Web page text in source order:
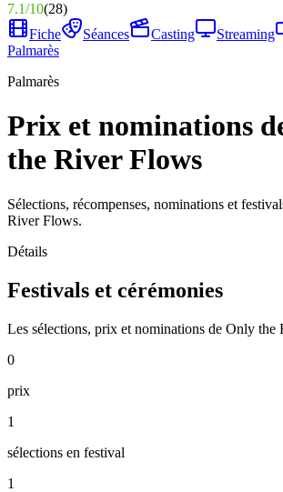
7.1/10(28)
Fiche
Séances Casting Streaming
Palmarès
Palmarès
Prix et nominations
the River Flows
Sélections, récompenses, nominations et
River Flows.
Détails
Festivals et cérémonies
Les sélections, prix et nominations de Only the
0
prix
1
sélections en festival
1